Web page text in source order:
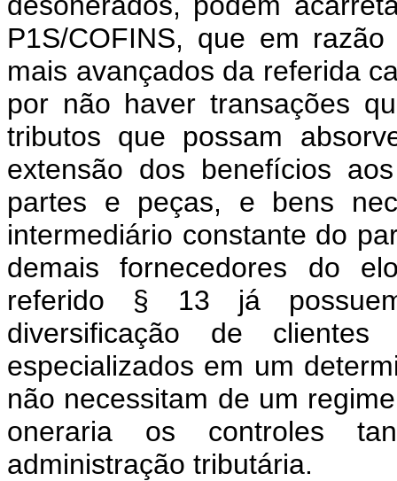
P1S/COFINS, que em
mais avançados da referida
por não haver transações
tributos que possam
extensão dos benefícios
partes e peças, e bens
intermediário constante do
demais fornecedores do
referido § 13 já
diversificação de
especializados em um
não necessitam de um
oneraria os controles
administração tributária.